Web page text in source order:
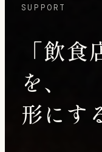
SUPPORT
「飲食
を、
形にす